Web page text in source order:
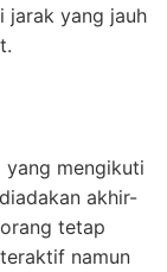
jarak yang jauh
yang mengikuti
akhir-
tetap
namun